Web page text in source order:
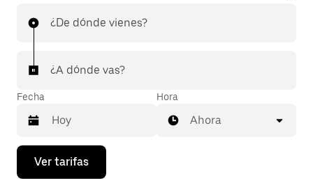
¿De dónde vienes?
¿A dónde vas?
Fecha
Presiona
flecha
Hora
Ahora
Ver tarifas